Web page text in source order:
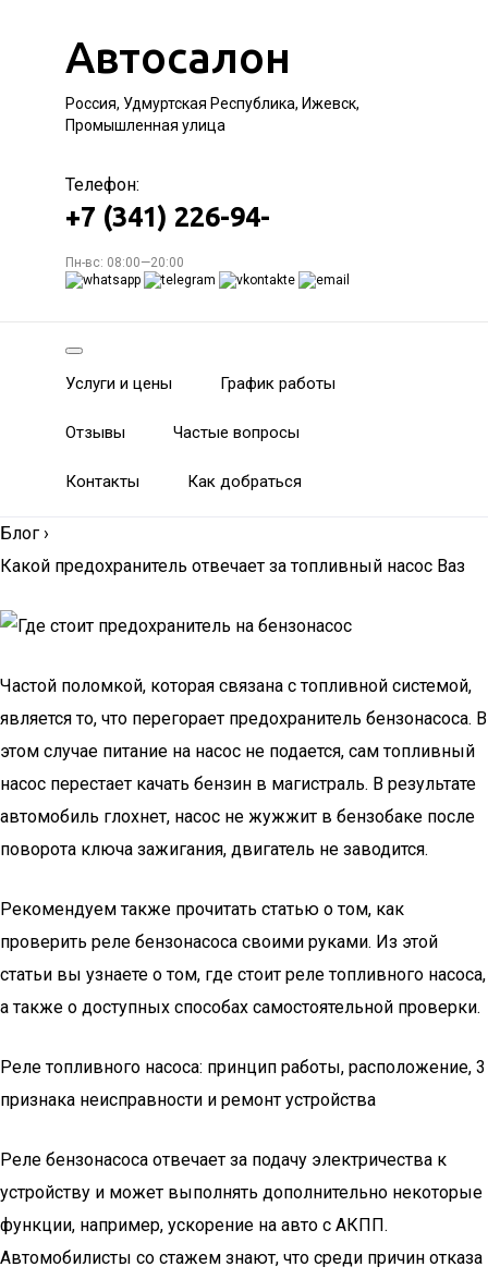
Автосалон
Россия, Удмуртская Республика, Ижевск,
Промышленная улица
Телефон:
+7 (341) 226-94-
Пн-вс: 08:00—20:00
Услуги и цены График работы
Отзывы Частые вопросы
Контакты Как добраться
Блог ›
Какой предохранитель отвечает за топливный насос Ваз
Частой поломкой, которая связана с топливной системой,
является то, что перегорает предохранитель бензонасоса. В
этом случае питание на насос не подается, сам топливный
насос перестает качать бензин в магистраль. В результате
автомобиль глохнет, насос не жужжит в бензобаке после
поворота ключа зажигания, двигатель не заводится.
Рекомендуем также прочитать статью о том, как
проверить реле бензонасоса своими руками. Из этой
статьи вы узнаете о том, где стоит реле топливного насоса,
а также о доступных способах самостоятельной проверки.
Реле топливного насоса: принцип работы, расположение, 3
признака неисправности и ремонт устройства
Реле бензонасоса отвечает за подачу электричества к
устройству и может выполнять дополнительно некоторые
функции, например, ускорение на авто с АКПП.
Автомобилисты со стажем знают, что среди причин отказа